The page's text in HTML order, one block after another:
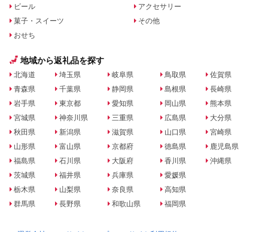
ビール
菓子・スイーツ
おせち
アクセサリー
その他
地域から返礼品を探す
北海道
青森県
岩手県
宮城県
秋田県
山形県
福島県
茨城県
栃木県
群馬県
埼玉県
千葉県
東京都
神奈川県
新潟県
富山県
石川県
福井県
山梨県
長野県
岐阜県
静岡県
愛知県
三重県
滋賀県
京都府
大阪府
兵庫県
奈良県
和歌山県
鳥取県
島根県
岡山県
広島県
山口県
徳島県
香川県
愛媛県
高知県
福岡県
佐賀県
長崎県
熊本県
大分県
宮崎県
鹿児島県
沖縄県